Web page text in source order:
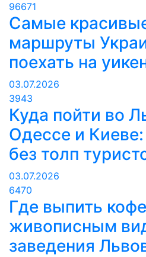
96671
Самые
маршруты
поехать на
03.07.2026
3943
Куда пойти во
Одессе и
без толп
03.07.2026
6470
Где выпить
живописным
заведения